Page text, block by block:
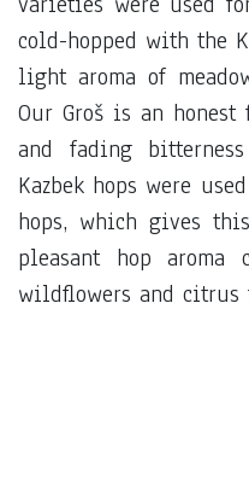
cold-hopped with the
light aroma of
Our Groš is an
and fading
Kazbek hops were
hops, which gives
pleasant hop aroma
wildflowers and citrus